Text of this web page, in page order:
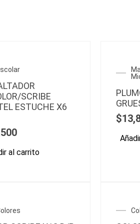
SCRIBE
ESTUCHE X6
al carrito
$